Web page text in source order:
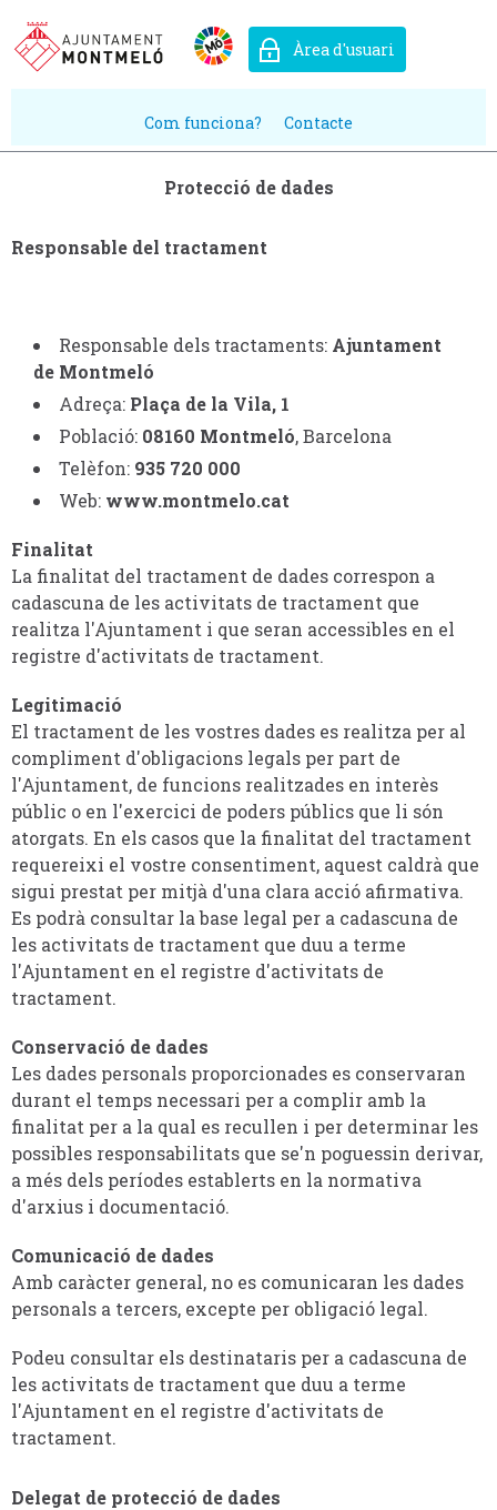
Àrea d'usuari
Com funciona? Contacte
Protecció de dades
Responsable del tractament
Responsable dels tractaments: Ajuntament
de Montmeló
Adreça: Plaça de la Vila, 1
Població: 08160 Montmeló, Barcelona
Telèfon: 935 720 000
Web: www.montmelo.cat
Finalitat
La finalitat del tractament de dades correspon a
cadascuna de les activitats de tractament que
realitza l'Ajuntament i que seran accessibles en el
registre d'activitats de tractament.
Legitimació
El tractament de les vostres dades es realitza per al
compliment d'obligacions legals per part de
l'Ajuntament, de funcions realitzades en interès
públic o en l'exercici de poders públics que li són
atorgats. En els casos que la finalitat del tractament
requereixi el vostre consentiment, aquest caldrà que
sigui prestat per mitjà d'una clara acció afirmativa.
Es podrà consultar la base legal per a cadascuna de
les activitats de tractament que duu a terme
l'Ajuntament en el registre d'activitats de
tractament.
Conservació de dades
Les dades personals proporcionades es conservaran
durant el temps necessari per a complir amb la
finalitat per a la qual es recullen i per determinar les
possibles responsabilitats que se'n poguessin derivar,
a més dels períodes establerts en la normativa
d'arxius i documentació.
Comunicació de dades
Amb caràcter general, no es comunicaran les dades
personals a tercers, excepte per obligació legal.
Podeu consultar els destinataris per a cadascuna de
les activitats de tractament que duu a terme
l'Ajuntament en el registre d'activitats de
tractament.
Delegat de protecció de dades